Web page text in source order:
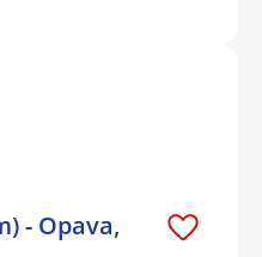
- Opava,